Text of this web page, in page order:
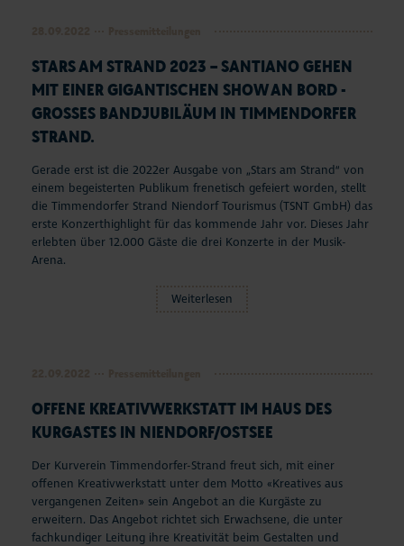
Veranstaltungen
Touren und Erlebnisse
Urlaub mit Hund
Strand
Aktuelles
#StrandMomente
Business
STARS AM STRAND 2023 – SANTIANO GEHEN
MIT EINER GIGANTISCHEN SHOW AN BORD -
GROSSES BANDJUBILÄUM IN TIMMENDORFER S
TRAND.
Gerade erst ist die 2022er Ausgabe von „Stars am Strand“ von
einem begeisterten Publikum frenetisch gefeiert worden, stellt
die Timmendorfer Strand Niendorf Tourismus (TSNT GmbH) das
erste Konzerthighlight für das kommende Jahr vor. Dieses Jahr
erlebten über 12.000 Gäste die drei Konzerte in der Musik-
Arena.
Weiterlesen
OFFENE KREATIVWERKSTATT IM HAUS DES
KURGASTES IN NIENDORF/OSTSEE
Der Kurverein Timmendorfer-Strand freut sich, mit einer
offenen Kreativwerkstatt unter dem Motto «Kreatives aus
vergangenen Zeiten» sein Angebot an die Kurgäste zu
erweitern. Das Angebot richtet sich Erwachsene, die unter
fachkundiger Leitung ihre Kreativität beim Gestalten und